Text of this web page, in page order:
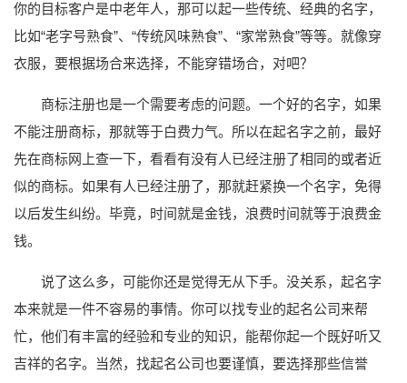
你的目标客户是中老年人，那可以起一些传统、经典的名字，
比如“老字号熟食”、“传统风味熟食”、“家常熟食”等等。就像穿
衣服，要根据场合来选择，不能穿错场合，对吧？
商标注册也是一个需要考虑的问题。一个好的名字，如果
不能注册商标，那就等于白费力气。所以在起名字之前，最好
先在商标网上查一下，看看有没有人已经注册了相同的或者近
似的商标。如果有人已经注册了，那就赶紧换一个名字，免得
以后发生纠纷。毕竟，时间就是金钱，浪费时间就等于浪费金
钱。
说了这么多，可能你还是觉得无从下手。没关系，起名字
本来就是一件不容易的事情。你可以找专业的起名公司来帮
忙，他们有丰富的经验和专业的知识，能帮你起一个既好听又
吉祥的名字。当然，找起名公司也要谨慎，要选择那些信誉